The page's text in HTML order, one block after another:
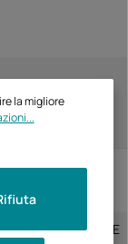
liefert keine ABE
la migliore